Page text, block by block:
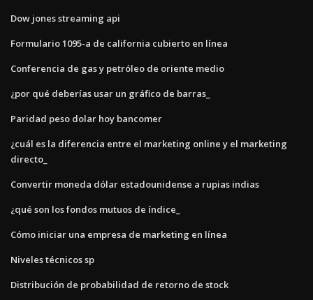
Dow jones streaming api
Formulario 1095-a de california cubierto en línea
Conferencia de gas y petróleo de oriente medio
¿por qué deberías usar un gráfico de barras_
Paridad peso dolar hoy bancomer
¿cuál es la diferencia entre el marketing online y el marketing
directo_
Convertir moneda dólar estadounidense a rupias indias
¿qué son los fondos mutuos de índice_
Cómo iniciar una empresa de marketing en línea
Niveles técnicos sp
Distribución de probabilidad de retorno de stock